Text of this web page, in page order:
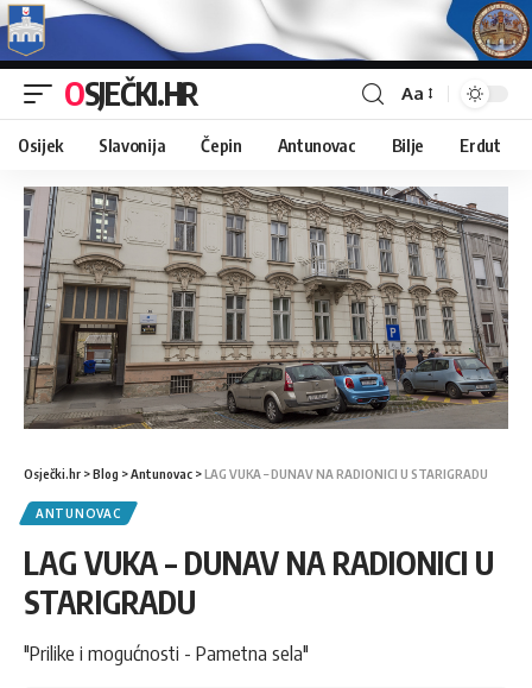
OSJEČKI.HR Aa
Osijek Slavonija Čepin Antunovac Bilje Erdut
Osječki.hr >Blog >Antunovac >LAG VUKA – DUNAV NA RADIONICI U STARIGRADU
ANTUNOVAC
LAG VUKA – DUNAV NA RADIONICI U
STARIGRADU
"Prilike i mogućnosti - Pametna sela"